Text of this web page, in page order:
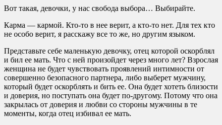
Вот такая, девочки, у нас свобода выбора… Выбирайте.
Карма — кармой. Кто-то в нее верит, а кто-то нет. Для тех кто
не особо верит, я расскажу все то же, но другим языком.
Представьте себе маленькую девочку, отец которой оскорблял
и бил ее мать. Что с ней произойдет через много лет? Взрослая
женщина не будет чувствовать проявлений интимности от
совершенно безопасного партнера, либо выберет мужчину,
который будет оскорблять и бить ее. Она будет хотеть близости
и доверия, но поступать она будет по-другому. Потому что она
закрылась от доверия и любви со стороны мужчины в те
моменты, когда отец избивал ее мать.